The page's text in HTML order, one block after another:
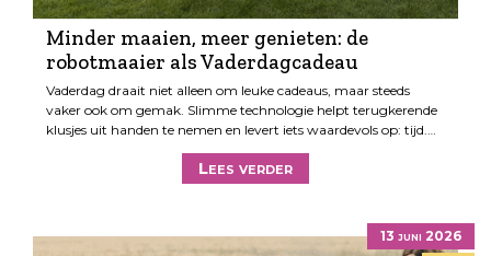
Minder maaien, meer genieten: de
robotmaaier als Vaderdagcadeau
Vaderdag draait niet alleen om leuke cadeaus, maar steeds
vaker ook om gemak. Slimme technologie helpt terugkerende
klusjes uit handen te nemen en levert iets waardevols op: tijd.…
Lees verder
13 juni 2026